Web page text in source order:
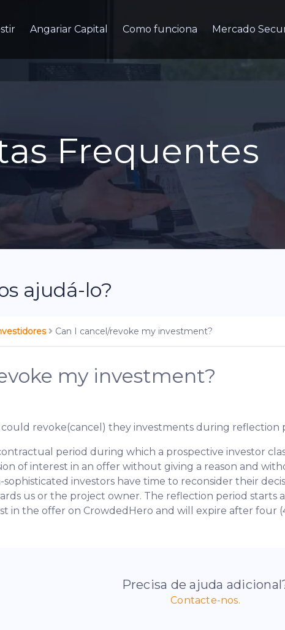
Angariar Capital Como funciona Mercado
Frequentes
ajudá-lo?
Can I cancel/revoke my investment?
my investment?
could revoke(cancel) they investments during reflection
period during which a prospective investor
of interest in an offer without giving a reason and
investors have time to reconsider their
us or the project owner. The reflection period starts
in the offer on CrowdedHero and will expire after four
Precisa de ajuda
Contacte-nos.